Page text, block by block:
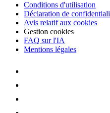
Conditions d'utilisation
Déclaration de
Avis relatif aux cookies
Gestion cookies
FAQ sur l'IA
Mentions légales